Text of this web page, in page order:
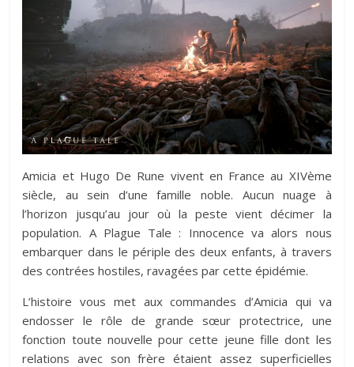
Amicia et Hugo De Rune vivent en France au XIVème
siècle, au sein d’une famille noble. Aucun nuage à
l’horizon jusqu’au jour où la peste vient décimer la
population. A Plague Tale : Innocence va alors nous
embarquer dans le périple des deux enfants, à travers
des contrées hostiles, ravagées par cette épidémie.
L’histoire vous met aux commandes d’Amicia qui va
endosser le rôle de grande sœur protectrice, une
fonction toute nouvelle pour cette jeune fille dont les
relations avec son frère étaient assez superficielles